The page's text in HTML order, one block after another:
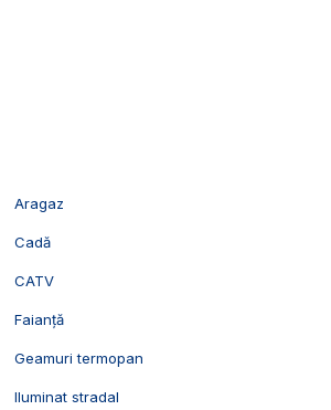
cu finisaje moderne in Cetate.
Aragaz
Cadă
CATV
Faianță
Geamuri termopan
Iluminat stradal